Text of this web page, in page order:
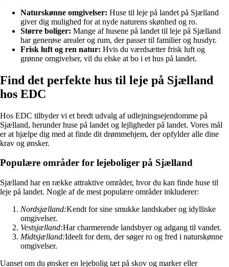
Naturskønne omgivelser: Huse til leje på landet på Sjælland
giver dig mulighed for at nyde naturens skønhed og ro.
Større boliger: Mange af husene på landet til leje på Sjælland
har generøse arealer og rum, der passer til familier og husdyr.
Frisk luft og ren natur: Hvis du værdsætter frisk luft og
grønne omgivelser, vil du elske at bo i et hus på landet.
Find det perfekte hus til leje på Sjælland
hos EDC
Hos EDC tilbyder vi et bredt udvalg af udlejningsejendomme på
Sjælland, herunder huse på landet og lejligheder på landet. Vores mål
er at hjælpe dig med at finde dit drømmehjem, der opfylder alle dine
krav og ønsker.
Populære områder for lejeboliger på Sjælland
Sjælland har en række attraktive områder, hvor du kan finde huse til
leje på landet. Nogle af de mest populære områder inkluderer:
Nordsjælland:Kendt for sine smukke landskaber og idylliske
omgivelser.
Vestsjælland:Har charmerende landsbyer og adgang til vandet.
Midtsjælland:Ideelt for dem, der søger ro og fred i naturskønne
omgivelser.
Uanset om du ønsker en lejebolig tæt på skov og marker eller